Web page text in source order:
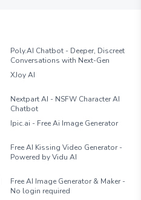
Poly.AI Chatbot - Deeper, Discreet
Conversations with Next-Gen
XJoy AI
Nextpart AI - NSFW Character AI
Chatbot
Ipic.ai - Free Ai Image Generator
Free AI Kissing Video Generator -
Powered by Vidu AI
Free AI Image Generator & Maker -
No login required